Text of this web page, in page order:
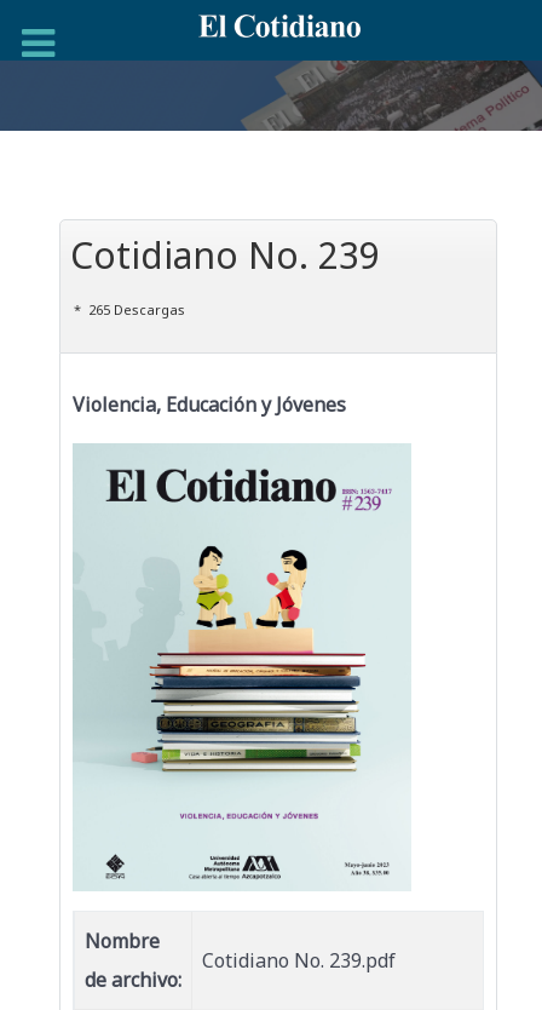
Cotidiano No. 239
265 Descargas
Violencia, Educación y Jóvenes
Nombre
de archivo:
Cotidiano No. 239.pdf